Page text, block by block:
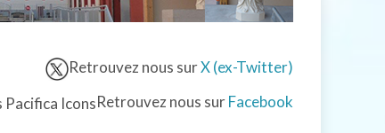
Retrouvez nous surX (ex-Twitter)
Retrouvez nous surFacebook